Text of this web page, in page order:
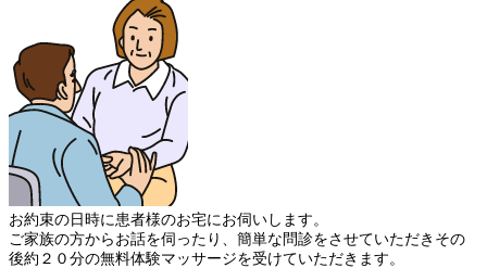
お約束の日時に患者様のお宅にお伺いします。
ご家族の方からお話を伺ったり、簡単な問診をさせていただきその
後約２０分の無料体験マッサージを受けていただきます。